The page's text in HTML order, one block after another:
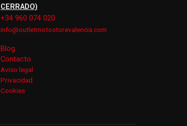
CERRADO)
+34 960 074 020
info@outletmotostorevalencia.com
Blog
Contacto
Aviso legal
Privacidad
Cookies